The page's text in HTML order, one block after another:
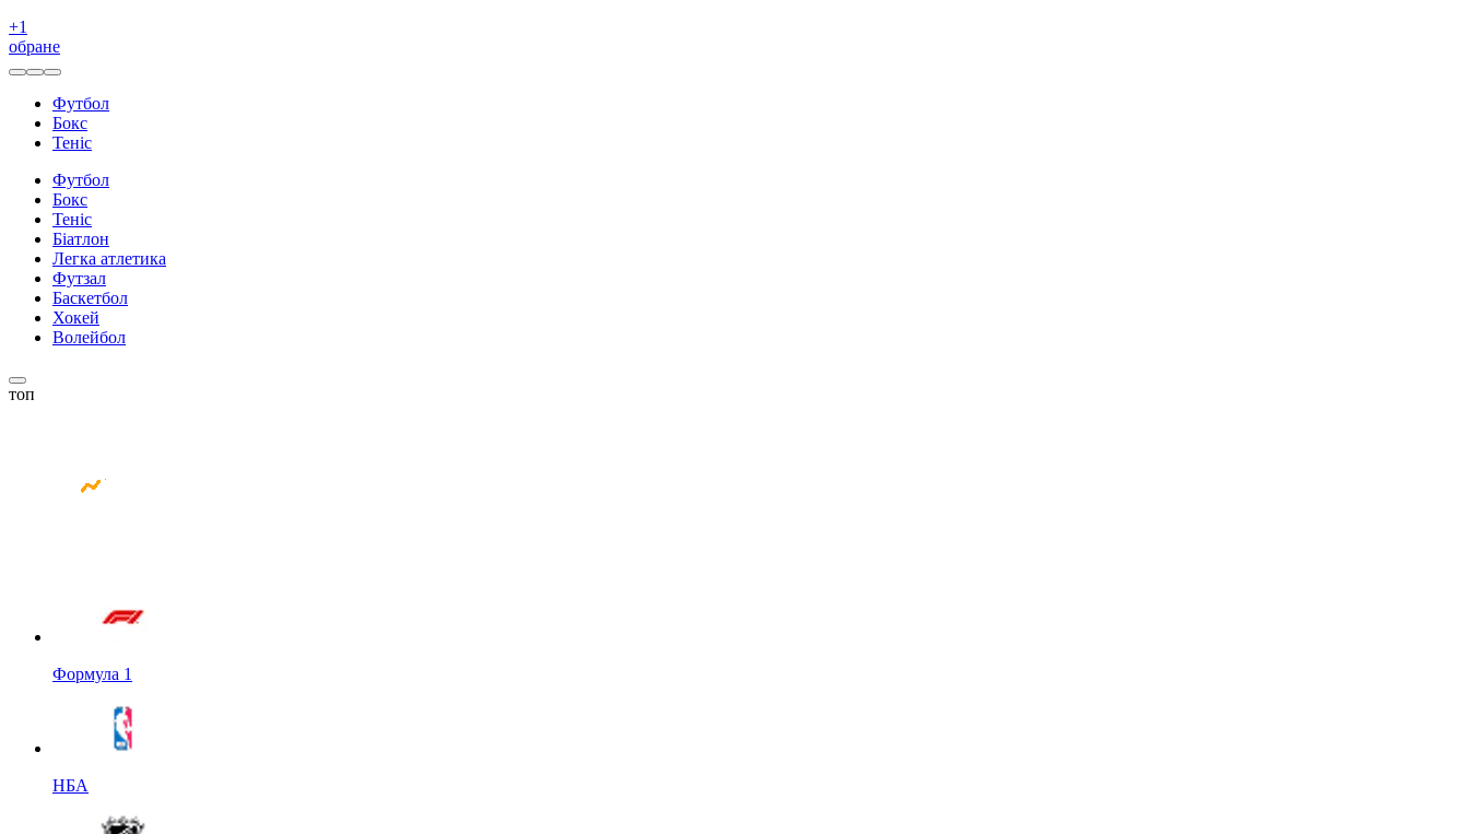
+1
обране
Футбол
Бокс
Теніс
Футбол
Бокс
Теніс
Біатлон
Легка атлетика
Футзал
Баскетбол
Хокей
Волейбол
топ
Формула 1
НБА